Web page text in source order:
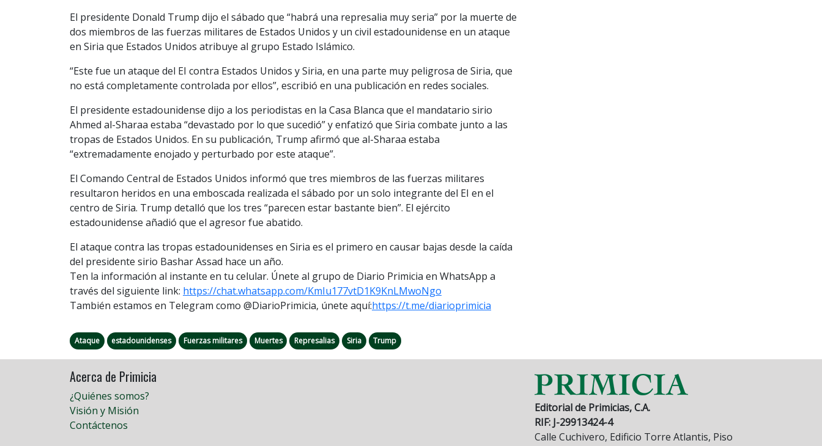
El presidente Donald Trump dijo el sábado que “habrá una represalia muy seria” por la muerte de
dos miembros de las fuerzas militares de Estados Unidos y un civil estadounidense en un ataque
en Siria que Estados Unidos atribuye al grupo Estado Islámico.
“Este fue un ataque del EI contra Estados Unidos y Siria, en una parte muy peligrosa de Siria, que
no está completamente controlada por ellos”, escribió en una publicación en redes sociales.
El presidente estadounidense dijo a los periodistas en la Casa Blanca que el mandatario sirio
Ahmed al-Sharaa estaba “devastado por lo que sucedió” y enfatizó que Siria combate junto a las
tropas de Estados Unidos. En su publicación, Trump afirmó que al-Sharaa estaba
“extremadamente enojado y perturbado por este ataque”.
El Comando Central de Estados Unidos informó que tres miembros de las fuerzas militares
resultaron heridos en una emboscada realizada el sábado por un solo integrante del EI en el
centro de Siria. Trump detalló que los tres “parecen estar bastante bien”. El ejército
estadounidense añadió que el agresor fue abatido.
El ataque contra las tropas estadounidenses en Siria es el primero en causar bajas desde la caída
del presidente sirio Bashar Assad hace un año.
Ten la información al instante en tu celular. Únete al grupo de Diario Primicia en WhatsApp a
través del siguiente link: https://chat.whatsapp.com/KmIu177vtD1K9KnLMwoNgo
También estamos en Telegram como @DiarioPrimicia, únete aquí:https://t.me/diarioprimicia
Ataque estadounidenses Fuerzas militares Muertes Represalias Siria Trump
Acerca de Primicia
¿Quiénes somos?
Visión y Misión
Contáctenos
Editorial de Primicias, C.A.
RIF: J-29913424-4
Calle Cuchivero, Edificio Torre Atlantis, Piso